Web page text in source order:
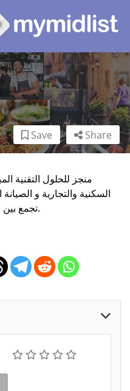
Share
Save
السكنية والتجارية و
تجمع بين التكنولوجيا والخبرة في هذا المجال.